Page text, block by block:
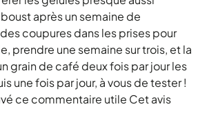
après un semaine de
coupures dans les prises pour
prendre une semaine sur trois, et la
grain de café deux fois par jour les
une fois par jour, à vous de tester !
ce commentaire utile Cet avis